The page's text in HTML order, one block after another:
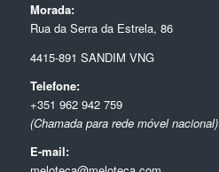
Morada:
Rua da Serra da Estrela, 86
4415-891 SANDIM VNG
Telefone:
+351 962 942 759
(Chamada para rede móvel nacional)
E-mail: